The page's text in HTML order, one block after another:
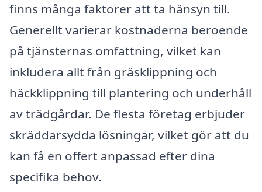
finns många faktorer att ta hänsyn till.
Generellt varierar kostnaderna beroende
på tjänsternas omfattning, vilket kan
inkludera allt från gräsklippning och
häckklippning till plantering och underhåll
av trädgårdar. De flesta företag erbjuder
skräddarsydda lösningar, vilket gör att du
kan få en offert anpassad efter dina
specifika behov.